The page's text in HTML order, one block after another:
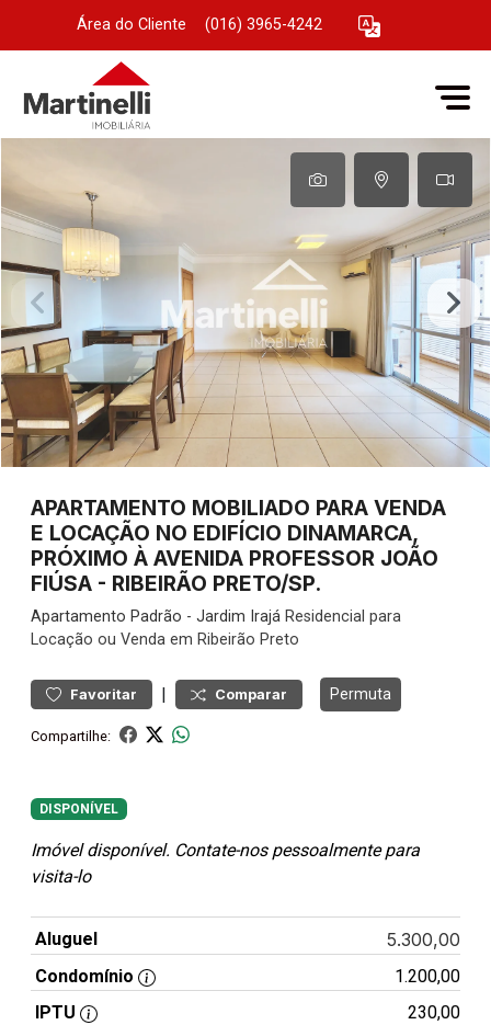
Área do Cliente (016) 3965-4242
APARTAMENTO MOBILIADO PARA VENDA
E LOCAÇÃO NO EDIFÍCIO DINAMARCA,
PRÓXIMO À AVENIDA PROFESSOR JOÃO
FIÚSA - RIBEIRÃO PRETO/SP.
Apartamento Padrão - Jardim Irajá Residencial para
Locação ou Venda em Ribeirão Preto
Favoritar | Comparar Permuta
Compartilhe:
DISPONÍVEL
Imóvel disponível. Contate-nos pessoalmente para
visita-lo
Aluguel 5.300,00
Condomínio
1.200,00
IPTU
230,00